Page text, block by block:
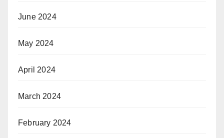
June 2024
May 2024
April 2024
March 2024
February 2024